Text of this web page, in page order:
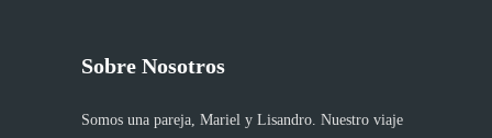
Sobre Nosotros
Somos una pareja, Mariel y Lisandro. Nuestro viaje